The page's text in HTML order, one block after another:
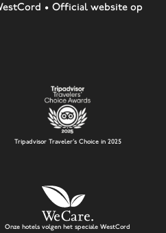
• Official website op
Tripadvisor Traveler's Choice in 2025
Onze hotels volgen het speciale WestCord